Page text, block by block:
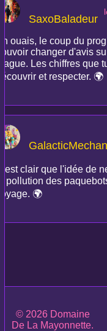
SaxoBaladeur
Ah ouais, le coup du
pouvoir changer d'avis
blague. Les chiffres que
découvrir et respecter. 🌍
C'est clair que l'idée de
la pollution des
voyage. 🌍
© 2026 Domaine
De La Mayonnette.